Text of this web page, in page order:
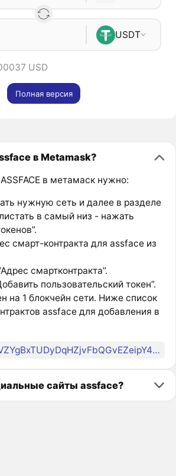
USDT
USD
Полная версия
в Metamask?
в метамаск нужно:
нужную сеть и далее в разделе
в самый низ - нажать
смарт-контракта для assface из
смартконтракта”.
пользовательский токен”.
на 1 блокчейн сети. Ниже список
assface для добавления в
BnXWvsVZYgBxTUDyDqHZjvFbQGvEZeipY4ZdmqCbpump
сайты assface?